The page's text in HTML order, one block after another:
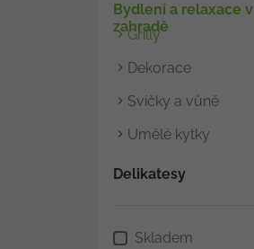
Bydlení a relaxace v
zahradě
Grilly
Dekorace
Svíčky a vůně
Umělé kytky
Delikatesy
Skladem